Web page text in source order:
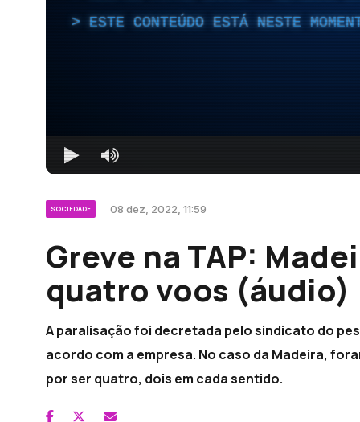
ESTE CONTEÚDO ESTÁ NESTE
SOCIEDADE 08 dez, 2022, 11:59
Greve na TAP:
quatro voos (áudio)
A paralisação foi decretada pelo sindicato do
acordo com a empresa. No caso da Madeira,
por ser quatro, dois em cada sentido.